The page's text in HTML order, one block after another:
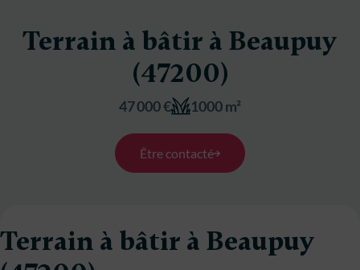
Terrain à bâtir à Beaupuy
(47200)
47 000 € 1000 m²
Être contacté
Terrain à bâtir à Beaupuy